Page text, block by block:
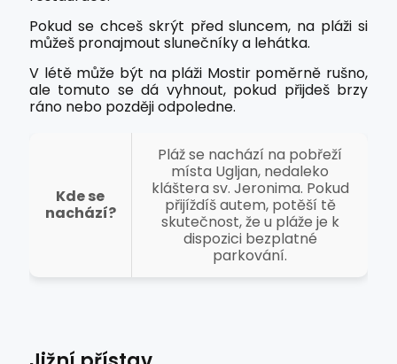
Pokud se chceš skrýt před sluncem, na pláži si
můžeš pronajmout slunečníky a lehátka.
V létě může být na pláži Mostir poměrně rušno,
ale tomuto se dá vyhnout, pokud přijdeš brzy
ráno nebo později odpoledne.
Kde se
nachází?
Pláž se nachází na pobřeží
místa Ugljan, nedaleko
kláštera sv. Jeronima. Pokud
přijíždíš autem, potěší tě
skutečnost, že u pláže je k
dispozici bezplatné
parkování.